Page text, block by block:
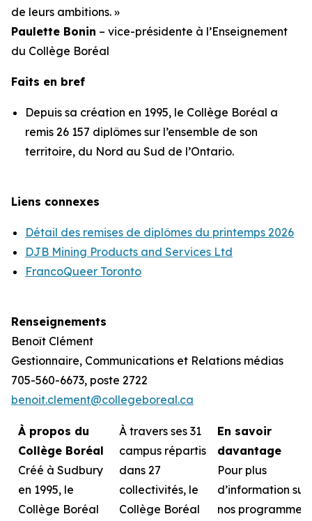
de leurs ambitions. »
Paulette Bonin – vice-présidente à l’Enseignement
du Collège Boréal
Faits en bref
Depuis sa création en 1995, le Collège Boréal a
remis 26 157 diplômes sur l’ensemble de son
territoire, du Nord au Sud de l’Ontario.
Liens connexes
Détail des remises de diplômes du printemps 2026
DJB Mining Products and Services Ltd
FrancoQueer Toronto
Renseignements
Benoît Clément
Gestionnaire, Communications et Relations médias
705-560-6673, poste 2722
benoit.clement@collegeboreal.ca
À propos du
Collège Boréal
Créé à Sudbury
en 1995, le
Collège Boréal
À travers ses 31
campus répartis
dans 27
collectivités, le
Collège Boréal
En savoir
davantage
Pour plus
d’information sur
nos programmes